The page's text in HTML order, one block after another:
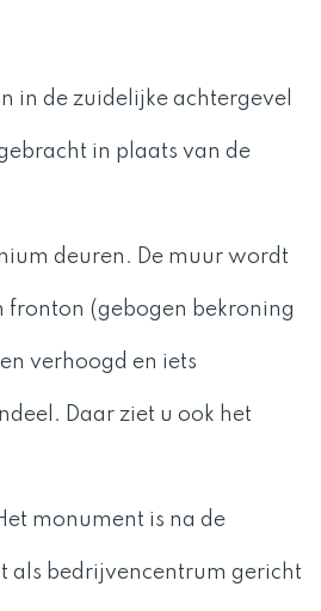
in de zuidelijke achtergevel
in plaats van de
deuren. De muur wordt
fronton (gebogen bekroning
verhoogd en iets
Daar ziet u ook het
monument is na de
als bedrijvencentrum gericht